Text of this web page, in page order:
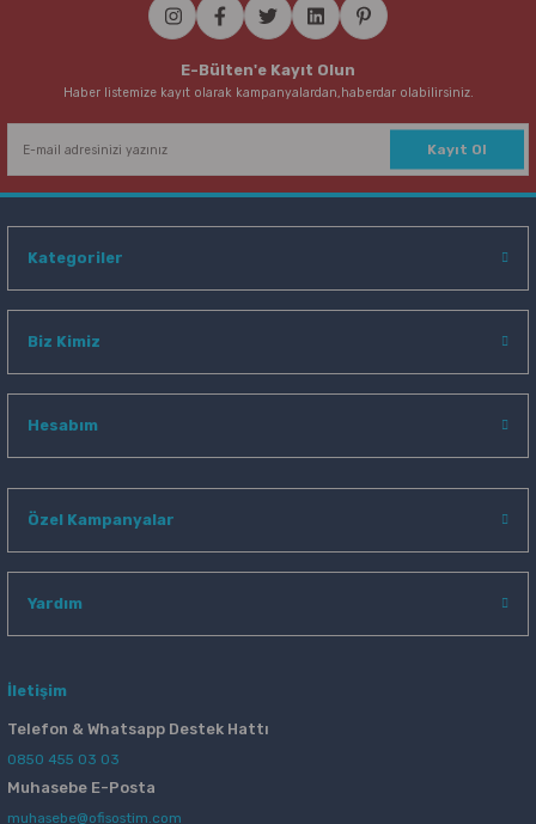
E-Bülten'e Kayıt Olun
Haber listemize kayıt olarak kampanyalardan,haberdar olabilirsiniz.
Kayıt Ol
Kategoriler
Biz Kimiz
Hesabım
Özel Kampanyalar
Yardım
İletişim
Telefon & Whatsapp Destek Hattı
0850 455 03 03
Muhasebe E-Posta
muhasebe@ofisostim.com